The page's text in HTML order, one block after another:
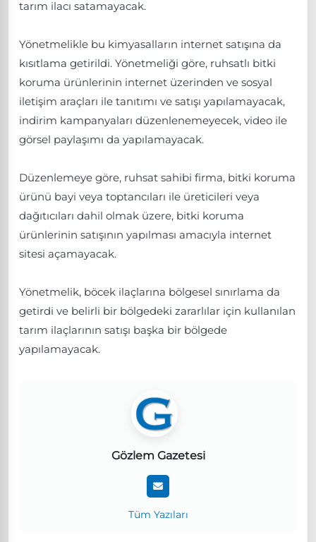
tarım ilacı satamayacak.
Yönetmelikle bu kimyasalların internet satışına da
kısıtlama getirildi. Yönetmeliği göre, ruhsatlı bitki
koruma ürünlerinin internet üzerinden ve sosyal
iletişim araçları ile tanıtımı ve satışı yapılamayacak,
indirim kampanyaları düzenlenemeyecek, video ile
görsel paylaşımı da yapılamayacak.
Düzenlemeye göre, ruhsat sahibi firma, bitki koruma
ürünü bayi veya toptancıları ile üreticileri veya
dağıtıcıları dahil olmak üzere, bitki koruma
ürünlerinin satışının yapılması amacıyla internet
sitesi açamayacak.
Yönetmelik, böcek ilaçlarına bölgesel sınırlama da
getirdi ve belirli bir bölgedeki zararlılar için kullanılan
tarım ilaçlarının satışı başka bir bölgede
yapılamayacak.
Gözlem Gazetesi
Tüm Yazıları